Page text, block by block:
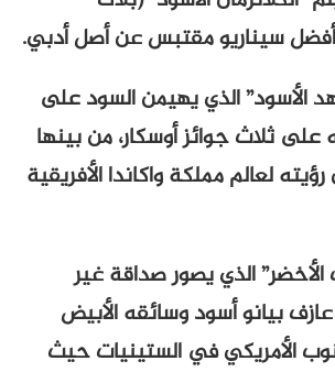
أفضل سيناريو مقتبس عن أصل أدبي.
الأسود” الذي يهيمن السود على
على ثلاث جوائز أوسكار، من بينها
لعالم مملكة واكاندا الأفريقية
الذي يصور صداقة غير
بيانو أسود وسائقه الأبيض
الأمريكي في الستينيات حيث